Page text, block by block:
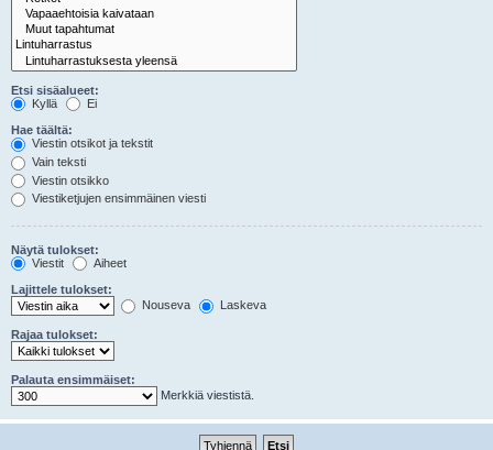
Etsi sisäalueet:
Kyllä
Ei
Hae täältä:
Viestin otsikot ja tekstit
Vain teksti
Viestin otsikko
Viestiketjujen ensimmäinen viesti
Näytä tulokset:
Viestit
Aiheet
Lajittele tulokset:
Nouseva
Laskeva
Rajaa tulokset:
Palauta ensimmäiset:
Merkkiä viestistä.